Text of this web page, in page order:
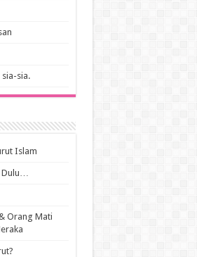
sia.
Islam
Dulu…
Orang Mati